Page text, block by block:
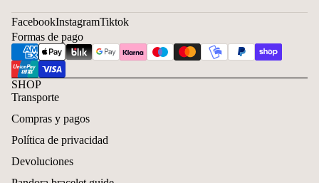
FacebookInstagramTiktok
Formas de pago
SHOP
Transporte
Compras y pagos
Política de privacidad
Devoluciones